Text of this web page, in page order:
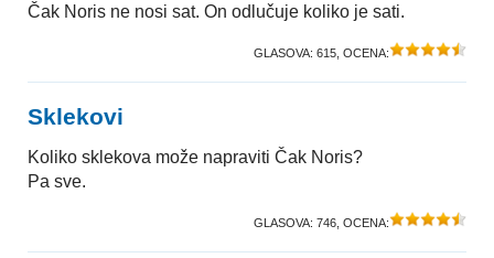
Čak Noris ne nosi sat. On odlučuje koliko je sati.
GLASOVA: 615 , OCENA:
Sklekovi
Koliko sklekova može napraviti Čak Noris?
Pa sve.
GLASOVA: 746 , OCENA: